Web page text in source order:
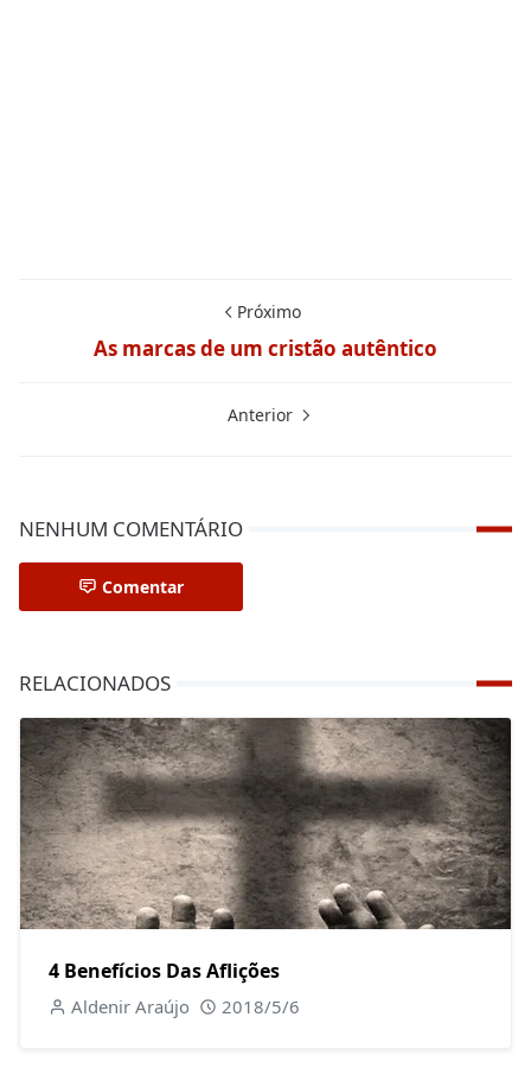
Próximo
As marcas de um cristão autêntico
Anterior
NENHUM COMENTÁRIO
Comentar
RELACIONADOS
4 Benefícios Das Aflições
Aldenir Araújo 2018/5/6